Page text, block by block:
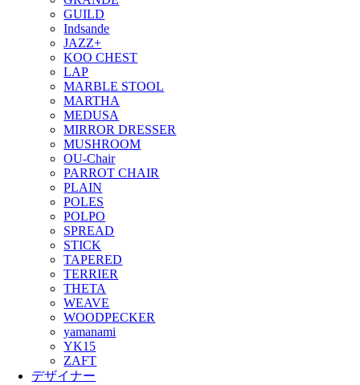
GUILD
Indsande
JAZZ+
KOO CHEST
LAP
MARBLE STOOL
MARTHA
MEDUSA
MIRROR DRESSER
MUSHROOM
OU-Chair
PARROT CHAIR
PLAIN
POLES
POLPO
SPREAD
STICK
TAPERED
TERRIER
THETA
WEAVE
WOODPECKER
yamanami
YK15
ZAFT
デザイナー